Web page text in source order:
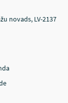
novads, LV-2137